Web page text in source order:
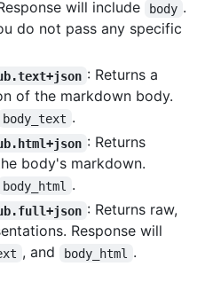
will include
body .
do not pass any specific
: Returns a
of the markdown body.
body_text .
: Returns
body's markdown.
body_html .
: Returns raw,
Response will
, and body_html .